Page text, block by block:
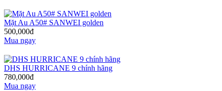
Mặt Au A50# SANWEI golden
500,000đ
Mua ngay
DHS HURRICANE 9 chính hãng
780,000đ
Mua ngay